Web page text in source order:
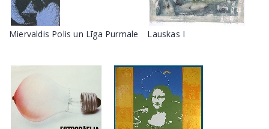
Miervaldis Polis un Līga Purmale Lauskas I